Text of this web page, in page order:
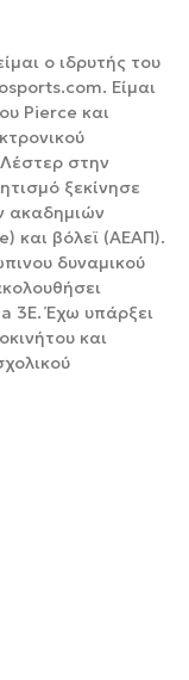
ο ιδρυτής του
Είμαι
Pierce και
στην
ξεκίνησε
ακαδημιών
και βόλεϊ (ΑΕΑΠ).
δυναμικού
3Ε. Έχω υπάρξει
και